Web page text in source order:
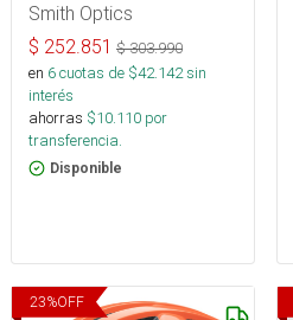
Smith Optics
$ 252.851 $303.990
en 6cuotas de $42.142sin
interés
ahorras $10.110 por
transferencia.
Disponible
23%OFF